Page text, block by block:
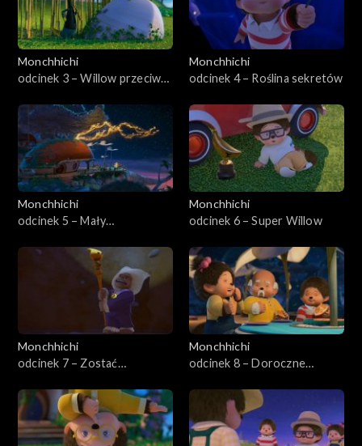
Monchhichi
odcinek 3 – Willow przeciw
Monchhichi
odcinek 4 – Roślina sekretów
Monchhichi
odcinek 5 – Mały
Monchhichi
odcinek 6 – Super Willow
Monchhichi
odcinek 7 – Zostać
Monchhichi
odcinek 8 – Doroczne